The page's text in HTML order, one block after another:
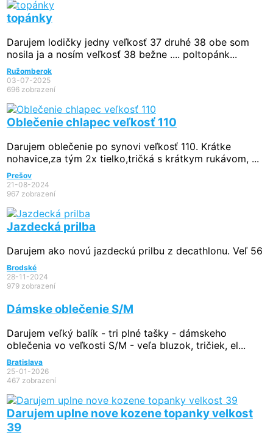
topánky
Darujem lodičky jedny veľkosť 37 druhé 38 obe som
nosila ja a nosím veľkosť 38 bežne .... poltopánk...
Ružomberok
03-07-2025
696 zobrazení
Oblečenie chlapec veľkosť 110
Darujem oblečenie po synovi veľkosť 110. Krátke
nohavice,za tým 2x tielko,tričká s krátkym rukávom, ...
Prešov
21-08-2024
967 zobrazení
Jazdecká prilba
Darujem ako novú jazdeckú prilbu z decathlonu. Veľ 56
Brodské
28-11-2024
979 zobrazení
Dámske oblečenie S/M
Darujem veľký balík - tri plné tašky - dámskeho
oblečenia vo veľkosti S/M - veľa bluzok, tričiek, el...
Bratislava
25-01-2026
467 zobrazení
Darujem uplne nove kozene topanky velkost
39